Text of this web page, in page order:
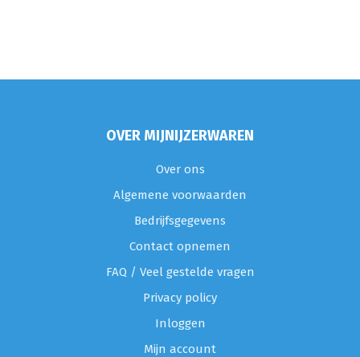
OVER MIJNIJZERWAREN
Over ons
Algemene voorwaarden
Bedrijfsgegevens
Contact opnemen
FAQ / Veel gestelde vragen
Privacy policy
Inloggen
Mijn account